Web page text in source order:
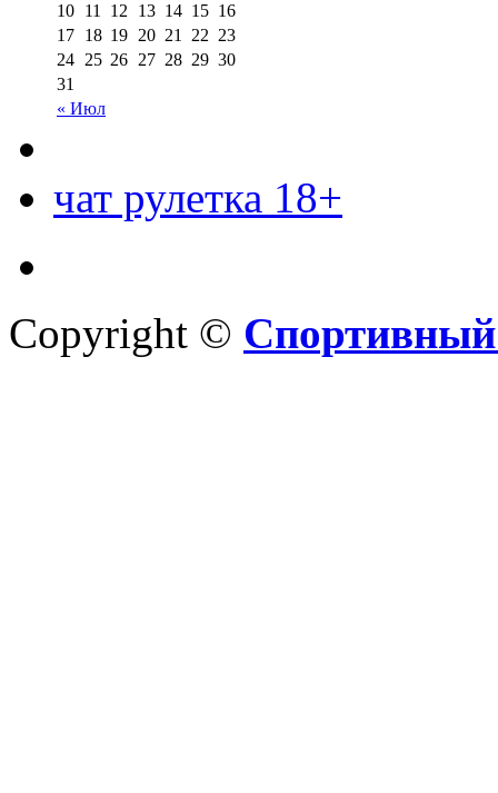
« Июл
10 11 12 13 14 15 16
17 18 19 20 21 22 23
24 25 26 27 28 29 30
31
чат рулетка 18+
Copyright © Спортивный